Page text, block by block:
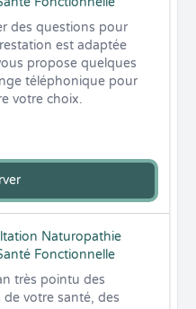
des questions pour
est adaptée
propose quelques
téléphonique pour
votre choix.
Naturopathie
Fonctionnelle
très pointu des
votre santé, des